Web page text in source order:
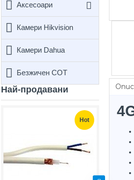
Аксесоари
Камери Hikvision
Камери Dahua
Безжичен СОТ
Най-продавани
Hot